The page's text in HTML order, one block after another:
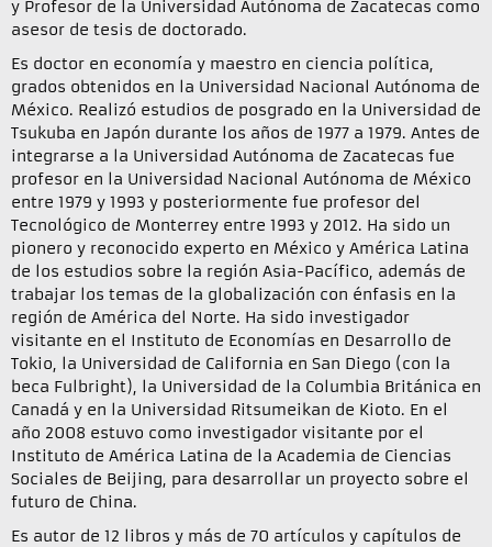
y Profesor de la Universidad Autónoma de Zacatecas como
asesor de tesis de doctorado.
Es doctor en economía y maestro en ciencia política,
grados obtenidos en la Universidad Nacional Autónoma de
México. Realizó estudios de posgrado en la Universidad de
Tsukuba en Japón durante los años de 1977 a 1979. Antes de
integrarse a la Universidad Autónoma de Zacatecas fue
profesor en la Universidad Nacional Autónoma de México
entre 1979 y 1993 y posteriormente fue profesor del
Tecnológico de Monterrey entre 1993 y 2012. Ha sido un
pionero y reconocido experto en México y América Latina
de los estudios sobre la región Asia-Pacífico, además de
trabajar los temas de la globalización con énfasis en la
región de América del Norte. Ha sido investigador
visitante en el Instituto de Economías en Desarrollo de
Tokio, la Universidad de California en San Diego (con la
beca Fulbright), la Universidad de la Columbia Británica en
Canadá y en la Universidad Ritsumeikan de Kioto. En el
año 2008 estuvo como investigador visitante por el
Instituto de América Latina de la Academia de Ciencias
Sociales de Beijing, para desarrollar un proyecto sobre el
futuro de China.
Es autor de 12 libros y más de 70 artículos y capítulos de